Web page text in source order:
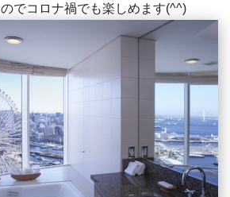
でコロナ禍でも楽しめます(^^)